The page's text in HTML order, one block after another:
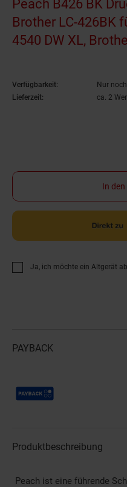
Peach B426 BK
Brother LC-426BK
4540 DW XL,
Verfügbarkeit:
Nur
Lieferzeit:
ca. 2
In
Ja, ich möchte ein Altgerät
PAYBACK
Payback Punkte
Produktbeschreibung
Peach ist eine führende